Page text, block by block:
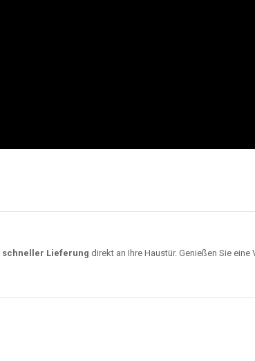
schneller Lieferung direkt an Ihre Haustür. Genießen Sie eine